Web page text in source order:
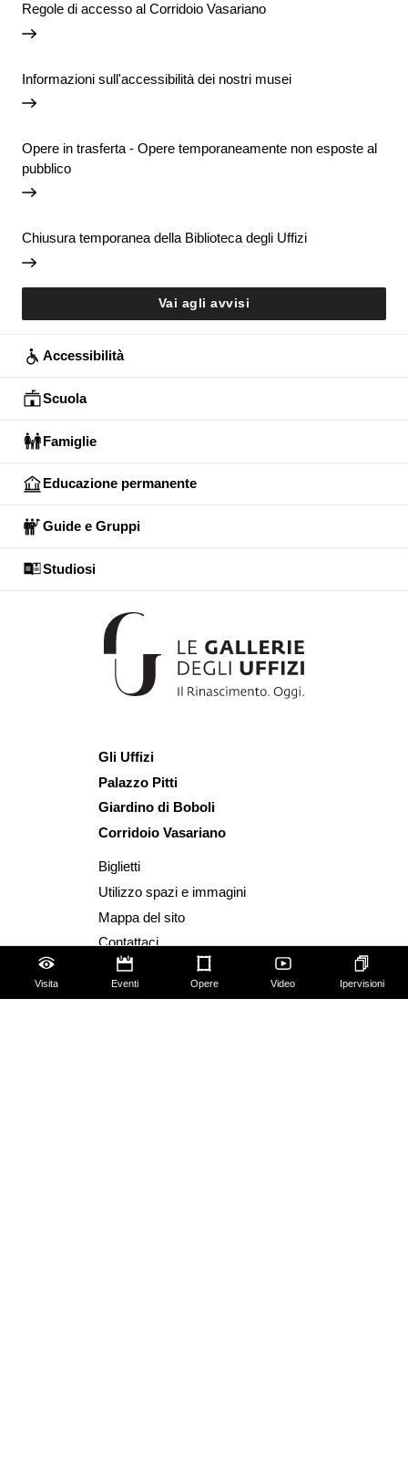
Visita Eventi Opere Video Ipervisioni
Regole di accesso al Corridoio Vasariano
Informazioni sull'accessibilità dei nostri musei
Opere in trasferta - Opere temporaneamente non esposte al
pubblico
Chiusura temporanea della Biblioteca degli Uffizi
Vai agli avvisi
Accessibilità
Scuola
Famiglie
Educazione permanente
Guide e Gruppi
Studiosi
Gli Uffizi
Palazzo Pitti
Giardino di Boboli
Corridoio Vasariano
Biglietti
Utilizzo spazi e immagini
Mappa del sito
Contattaci
Chi siamo
FAQ